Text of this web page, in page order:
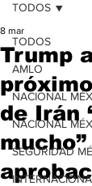
TODOS
AMLO
NACIONAL
NACIONAL
SEGURIDAD
TODOS
Trump
de Irán
8 mar